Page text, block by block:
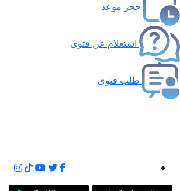
حجز موعد
استعلام عن فتوى
طلب فتوى